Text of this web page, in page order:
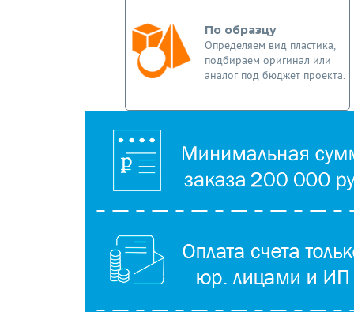
По образцу
Определяем вид пластика,
подбираем оригинал или
аналог под бюджет проекта.